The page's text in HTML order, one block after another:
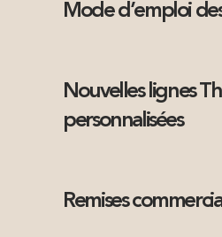
Mode d’emploi
Nouvelles lignes
personnalisées
Remises